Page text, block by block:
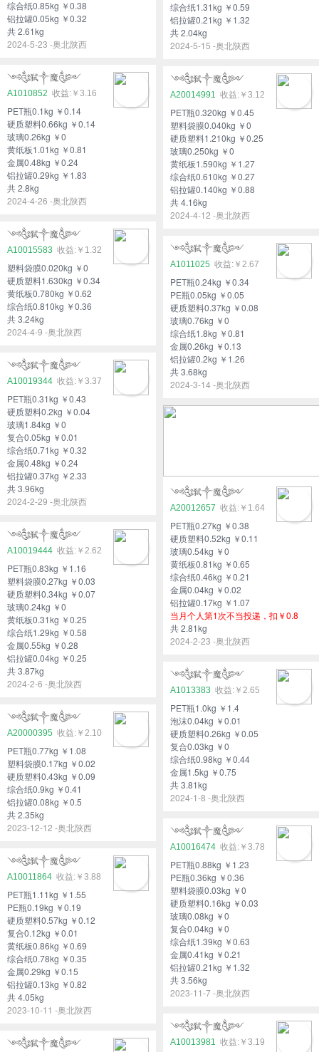
综合纸0.85kg ￥0.38
铝拉罐0.05kg ￥0.32
共 2.61kg
2024-5-23 -奥北陕西
综合纸1.31kg ￥0.59
铝拉罐0.21kg ￥1.32
共 2.04kg
2024-5-15 -奥北陕西
༺༃弑༒魔༃༻
A1010852
￥3.16
PET瓶0.1kg ￥0.14
硬质塑料0.66kg ￥0.14
玻璃0.26kg ￥0
黄纸板1.01kg ￥0.81
金属0.48kg ￥0.24
铝拉罐0.29kg ￥1.83
共 2.8kg
2024-4-26 -奥北陕西
༺༃弑༒魔༃༻
A20014991
￥3.12
PET瓶0.320kg ￥0.45
塑料袋膜0.040kg ￥0
硬质塑料1.210kg ￥0.25
玻璃0.250kg ￥0
黄纸板1.590kg ￥1.27
综合纸0.610kg ￥0.27
铝拉罐0.140kg ￥0.88
共 4.16kg
2024-4-12 -奥北陕西
༺༃弑༒魔༃༻
A10015583
￥1.32
塑料袋膜0.020kg ￥0
硬质塑料1.630kg ￥0.34
黄纸板0.780kg ￥0.62
综合纸0.810kg ￥0.36
共 3.24kg
2024-4-9 -奥北陕西
༺༃弑༒魔༃༻
A1011025
￥2.67
PET瓶0.24kg ￥0.34
PE瓶0.05kg ￥0.05
硬质塑料0.37kg ￥0.08
玻璃0.76kg ￥0
综合纸1.8kg ￥0.81
金属0.26kg ￥0.13
铝拉罐0.2kg ￥1.26
共 3.68kg
2024-3-14 -奥北陕西
༺༃弑༒魔༃༻
A10019344
￥3.37
PET瓶0.31kg ￥0.43
硬质塑料0.2kg ￥0.04
玻璃1.84kg ￥0
复合0.05kg ￥0.01
综合纸0.71kg ￥0.32
金属0.48kg ￥0.24
铝拉罐0.37kg ￥2.33
共 3.96kg
2024-2-29 -奥北陕西
༺༃弑༒魔༃༻
A20012657
￥1.64
PET瓶0.27kg ￥0.38
硬质塑料0.52kg ￥0.11
玻璃0.54kg ￥0
黄纸板0.81kg ￥0.65
综合纸0.46kg ￥0.21
金属0.04kg ￥0.02
铝拉罐0.17kg ￥1.07
当月个人第1次不当投递，扣￥0.8
共 2.81kg
2024-2-23 -奥北陕西
༺༃弑༒魔༃༻
A10019444
￥2.62
PET瓶0.83kg ￥1.16
塑料袋膜0.27kg ￥0.03
硬质塑料0.34kg ￥0.07
玻璃0.24kg ￥0
黄纸板0.31kg ￥0.25
综合纸1.29kg ￥0.58
金属0.55kg ￥0.28
铝拉罐0.04kg ￥0.25
共 3.87kg
2024-2-6 -奥北陕西
༺༃弑༒魔༃༻
A1013383
￥2.65
PET瓶1.0kg ￥1.4
泡沫0.04kg ￥0.01
硬质塑料0.26kg ￥0.05
复合0.03kg ￥0
综合纸0.98kg ￥0.44
金属1.5kg ￥0.75
共 3.81kg
2024-1-8 -奥北陕西
༺༃弑༒魔༃༻
A20000395
￥2.10
PET瓶0.77kg ￥1.08
塑料袋膜0.17kg ￥0.02
硬质塑料0.43kg ￥0.09
综合纸0.9kg ￥0.41
铝拉罐0.08kg ￥0.5
共 2.35kg
2023-12-12 -奥北陕西
༺༃弑༒魔༃༻
A10016474
￥3.78
PET瓶0.88kg ￥1.23
PE瓶0.36kg ￥0.36
塑料袋膜0.03kg ￥0
硬质塑料0.16kg ￥0.03
玻璃0.08kg ￥0
复合0.04kg ￥0
综合纸1.39kg ￥0.63
金属0.41kg ￥0.21
铝拉罐0.21kg ￥1.32
共 3.56kg
2023-11-7 -奥北陕西
༺༃弑༒魔༃༻
A10011864
￥3.88
PET瓶1.11kg ￥1.55
PE瓶0.19kg ￥0.19
硬质塑料0.57kg ￥0.12
复合0.12kg ￥0.01
黄纸板0.86kg ￥0.69
综合纸0.78kg ￥0.35
金属0.29kg ￥0.15
铝拉罐0.13kg ￥0.82
共 4.05kg
2023-10-11 -奥北陕西
༺༃弑༒魔༃༻
A10013981
￥3.19
༺༃弑༒魔༃༻